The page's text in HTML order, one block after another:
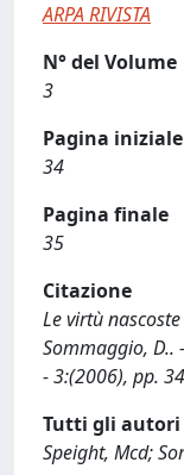
ARPA RIVISTA
N° del Volume
3
Pagina iniziale
34
Pagina finale
35
Citazione
Le virtù
Sommaggio, D..
- 3:(2006), pp.
Tutti gli autori
Speight, Mcd;